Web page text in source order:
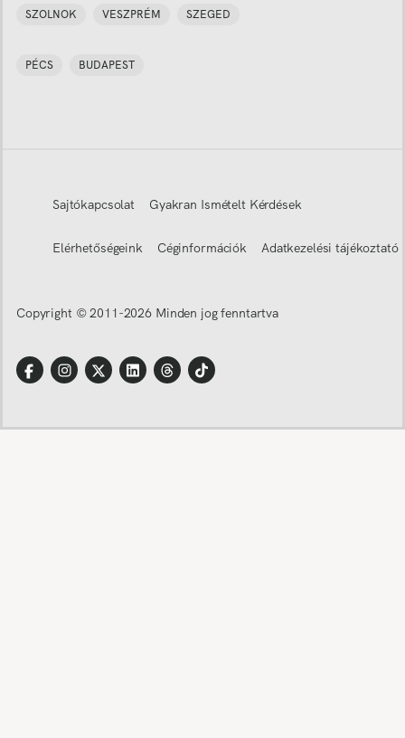
SZOLNOK VESZPRÉM SZEGED
PÉCS BUDAPEST
Sajtókapcsolat Gyakran Ismételt Kérdések
Elérhetőségeink Céginformációk Adatkezelési tájékoztató
Copyright © 2011-2026 Minden jog fenntartva